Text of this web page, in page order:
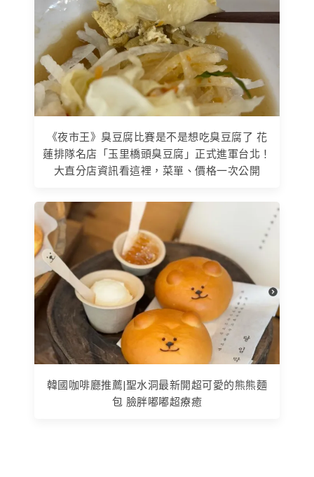
《夜市王》臭豆腐比賽是不是想吃臭豆腐了 花
蓮排隊名店「玉里橋頭臭豆腐」正式進軍台北！
大直分店資訊看這裡，菜單、價格一次公開
韓國咖啡廳推薦|聖水洞最新開超可愛的熊熊麵
包 臉胖嘟嘟超療癒